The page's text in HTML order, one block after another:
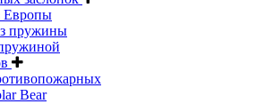
Европы
пружины
Bear